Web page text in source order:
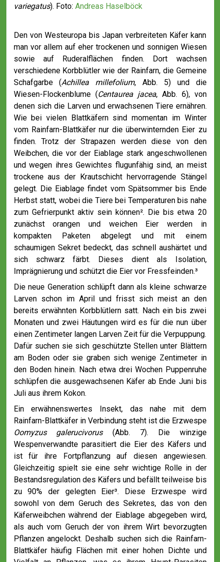
variegatus). Foto: Andreas Haselböck
Den von Westeuropa bis Japan verbreiteten Käfer kann
man vor allem auf eher trockenen und sonnigen Wiesen
sowie auf Ruderalflächen finden. Dort wachsen
verschiedene Korbblütler wie der Rainfarn, die Gemeine
Schafgarbe (Achillea millefolium, Abb. 5) und die
Wiesen-Flockenblume (Centaurea jacea, Abb. 6), von
denen sich die Larven und erwachsenen Tiere ernähren.
Wie bei vielen Blattkäfern sind momentan im Winter
vom Rainfarn-Blattkäfer nur die überwinternden Eier zu
finden. Trotz der Strapazen werden diese von den
Weibchen, die vor der Eiablage stark angeschwollenen
und wegen ihres Gewichtes flugunfähig sind, an meist
trockene aus der Krautschicht hervorragende Stängel
gelegt. Die Eiablage findet vom Spätsommer bis Ende
Herbst statt, wobei die Tiere bei Temperaturen bis nahe
zum Gefrierpunkt aktiv sein können². Die bis etwa 20
zunächst orangen und weichen Eier werden in
kompakten Paketen abgelegt und mit einem
schaumigen Sekret bedeckt, das schnell aushärtet und
sich schwarz färbt. Dieses dient als Isolation,
Imprägnierung und schützt die Eier vor Fressfeinden.³
Die neue Generation schlüpft dann als kleine schwarze
Larven schon im April und frisst sich meist an den
bereits erwähnten Korbblütlern satt. Nach ein bis zwei
Monaten und zwei Häutungen wird es für die nun über
einen Zentimeter langen Larven Zeit für die Verpuppung.
Dafür suchen sie sich geschützte Stellen unter Blättern
am Boden oder sie graben sich wenige Zentimeter in
den Boden hinein. Nach etwa drei Wochen Puppenruhe
schlüpfen die ausgewachsenen Käfer ab Ende Juni bis
Juli aus ihrem Kokon.
Ein erwähnenswertes Insekt, das nahe mit dem
Rainfarn-Blattkäfer in Verbindung steht ist die Erzwespe
Oomyzus galerucivorus(Abb. 7). Die winzige
Wespenverwandte parasitiert die Eier des Käfers und
ist für ihre Fortpflanzung auf diesen angewiesen.
Gleichzeitig spielt sie eine sehr wichtige Rolle in der
Bestandsregulation des Käfers und befällt teilweise bis
zu 90% der gelegten Eier³. Diese Erzwespe wird
sowohl von dem Geruch des Sekretes, das von den
Käferweibchen während der Eiablage abgegeben wird,
als auch vom Geruch der von ihrem Wirt bevorzugten
Pflanzen angelockt. Deshalb suchen sich die Rainfarn-
Blattkäfer häufig Flächen mit einer hohen Dichte und